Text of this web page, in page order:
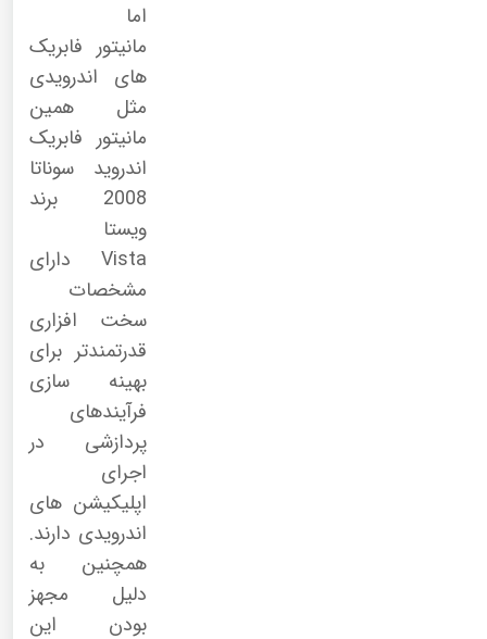
اما
مانیتور فابریک
های اندرویدی
مثل همین
مانیتور فابریک
اندروید سوناتا
2008 برند
ویستا
Vista دارای
مشخصات
سخت افزاری
قدرتمندتر برای
بهینه سازی
فرآیندهای
پردازشی در
اجرای
اپلیکیشن های
اندرویدی دارند.
همچنین به
دلیل مجهز
بودن این